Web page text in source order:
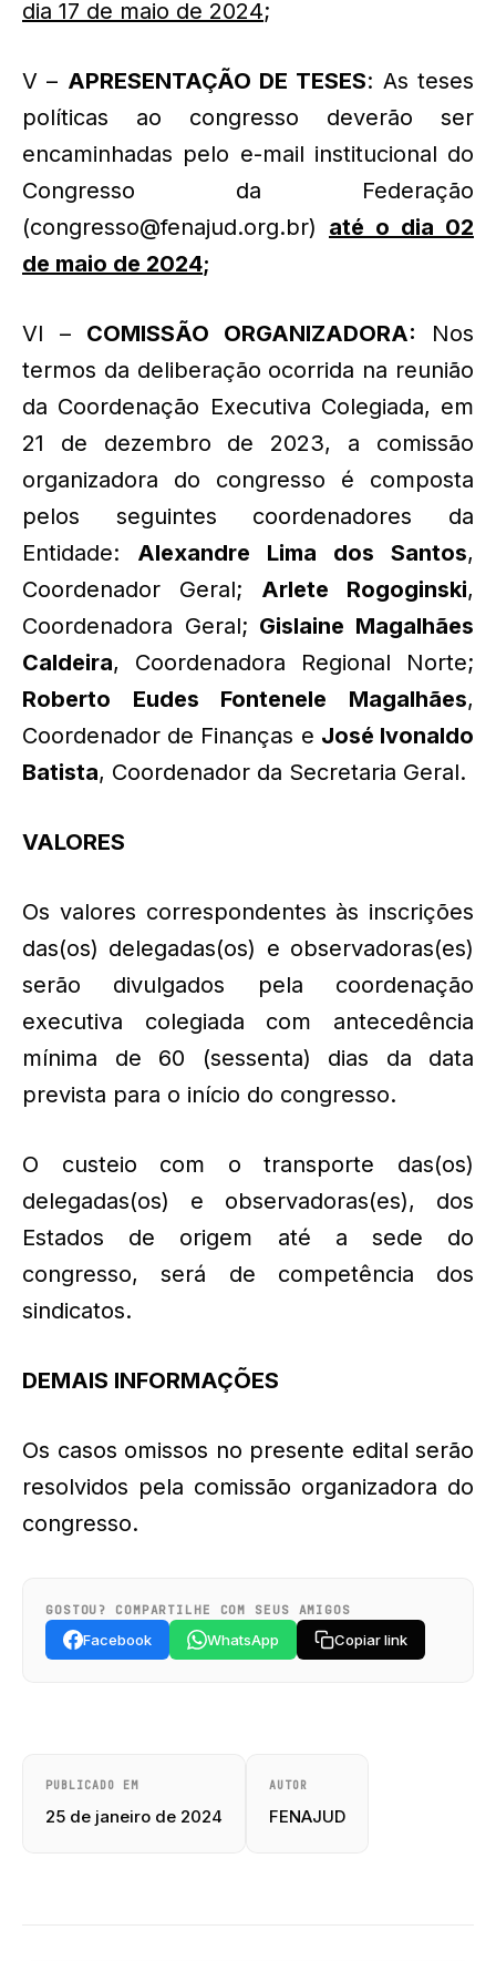
dia 17 de maio de 2024;
V – APRESENTAÇÃO DE TESES: As teses
políticas ao congresso deverão ser
encaminhadas pelo e-mail institucional do
Congresso da Federação
(congresso@fenajud.org.br) até o dia 02
de maio de 2024;
VI – COMISSÃO ORGANIZADORA: Nos
termos da deliberação ocorrida na reunião
da Coordenação Executiva Colegiada, em
21 de dezembro de 2023, a comissão
organizadora do congresso é composta
pelos seguintes coordenadores da
Entidade: Alexandre Lima dos Santos,
Coordenador Geral; Arlete Rogoginski,
Coordenadora Geral; Gislaine Magalhães
Caldeira, Coordenadora Regional Norte;
Roberto Eudes Fontenele Magalhães,
Coordenador de Finanças e José Ivonaldo
Batista, Coordenador da Secretaria Geral.
VALORES
Os valores correspondentes às inscrições
das(os) delegadas(os) e observadoras(es)
serão divulgados pela coordenação
executiva colegiada com antecedência
mínima de 60 (sessenta) dias da data
prevista para o início do congresso.
O custeio com o transporte das(os)
delegadas(os) e observadoras(es), dos
Estados de origem até a sede do
congresso, será de competência dos
sindicatos.
DEMAIS INFORMAÇÕES
Os casos omissos no presente edital serão
resolvidos pela comissão organizadora do
congresso.
GOSTOU? COMPARTILHE COM SEUS AMIGOS
Facebook WhatsApp Copiar link
PUBLICADO EM
25 de janeiro de 2024
AUTOR
FENAJUD